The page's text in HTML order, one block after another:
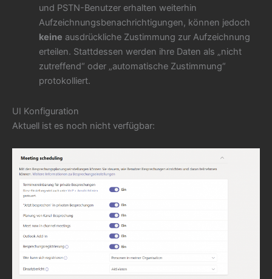
und PSTN-Benutzer erhalten weiterhin
Aufzeichnungsbenachrichtigungen, können jedoch
keine ausdrückliche Zustimmung zur Aufzeichnung
erteilen. Stattdessen werden ihre Daten als „nicht
zutreffend“ oder „automatische Zustimmung“
protokolliert.
UI Konfiguration
Aktuell ist es noch nicht verfügbar: